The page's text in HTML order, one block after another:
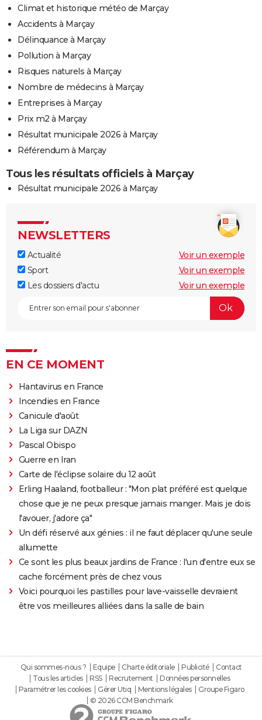
Climat et historique météo de Marçay
Accidents à Marçay
Délinquance à Marçay
Pollution à Marçay
Risques naturels à Marçay
Nombre de médecins à Marçay
Entreprises à Marçay
Prix m2 à Marçay
Résultat municipale 2026 à Marçay
Référendum à Marçay
Tous les résultats officiels à Marçay
Résultat municipale 2026 à Marçay
NEWSLETTERS
Actualité
Voir un exemple
Sport
Voir un exemple
Les dossiers d'actu
Voir un exemple
EN CE MOMENT
Hantavirus en France
Incendies en France
Canicule d'août
La Liga sur DAZN
Pascal Obispo
Guerre en Iran
Carte de l'éclipse solaire du 12 août
Erling Haaland, footballeur : "Mon plat préféré est quelque
chose que je ne peux presque jamais manger. Mais je dois
l'avouer, j'adore ça"
Un défi réservé aux génies : il ne faut déplacer qu'une seule
allumette
Ce sont les plus beaux jardins de France : l'un d'entre eux se
cache forcément près de chez vous
Voici pourquoi les pastilles pour lave-vaisselle devraient
être vos meilleures alliées dans la salle de bain
Qui sommes-nous ? Equipe Charte éditoriale Publicité
Contact
Tous les articles
RSS Recrutement
Données personnelles
Paramétrer les cookies
Gérer Utiq Mentions légales
Groupe Figaro
© 2026 CCM Benchmark